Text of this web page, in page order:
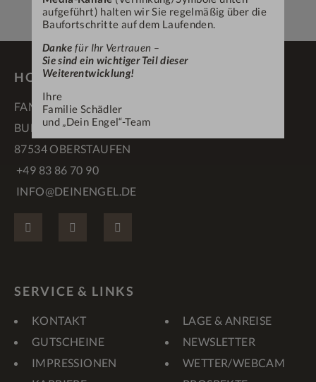
aufgeführt) halten wir Sie regelmäßig über die
Baufortschritte auf dem Laufenden.
Dankefür Ihr Vertrauen –
Sie sind ein wichtiger Teil dieser
Weiterentwicklung!
Ihre
Familie Schädler
und „Dein Engel“-Team
HOTEL DEIN ENGEL ****S
FAMILIE SCHÄDLER
BUFLINGS 3
87534 OBERSTAUFEN
+49 83 86 70 90
INFO@DEINENGEL.DE
FACEBOOKINSTAGRAM
SERVICE & LINKS
KONTAKT
LAGE & ANREISE
GUTSCHEINE
NEWSLETTER
IMPRESSIONEN
WETTER/WEBCAM